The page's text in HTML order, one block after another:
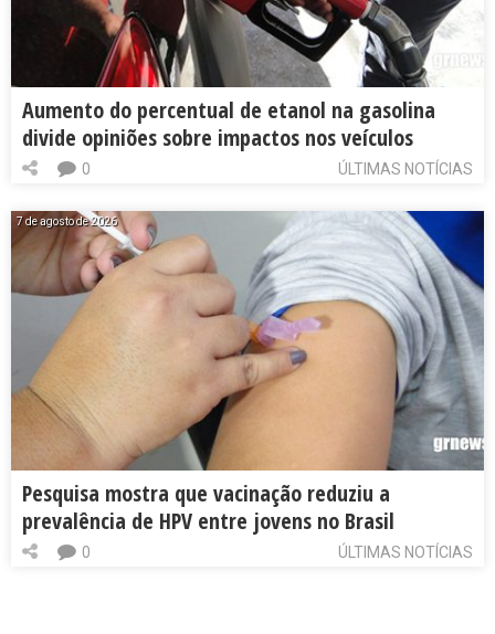
Aumento do percentual de etanol na gasolina
divide opiniões sobre impactos nos veículos
ÚLTIMAS NOTÍCIAS
0
7 de agosto de 2026
Pesquisa mostra que vacinação reduziu a
prevalência de HPV entre jovens no Brasil
ÚLTIMAS NOTÍCIAS
0